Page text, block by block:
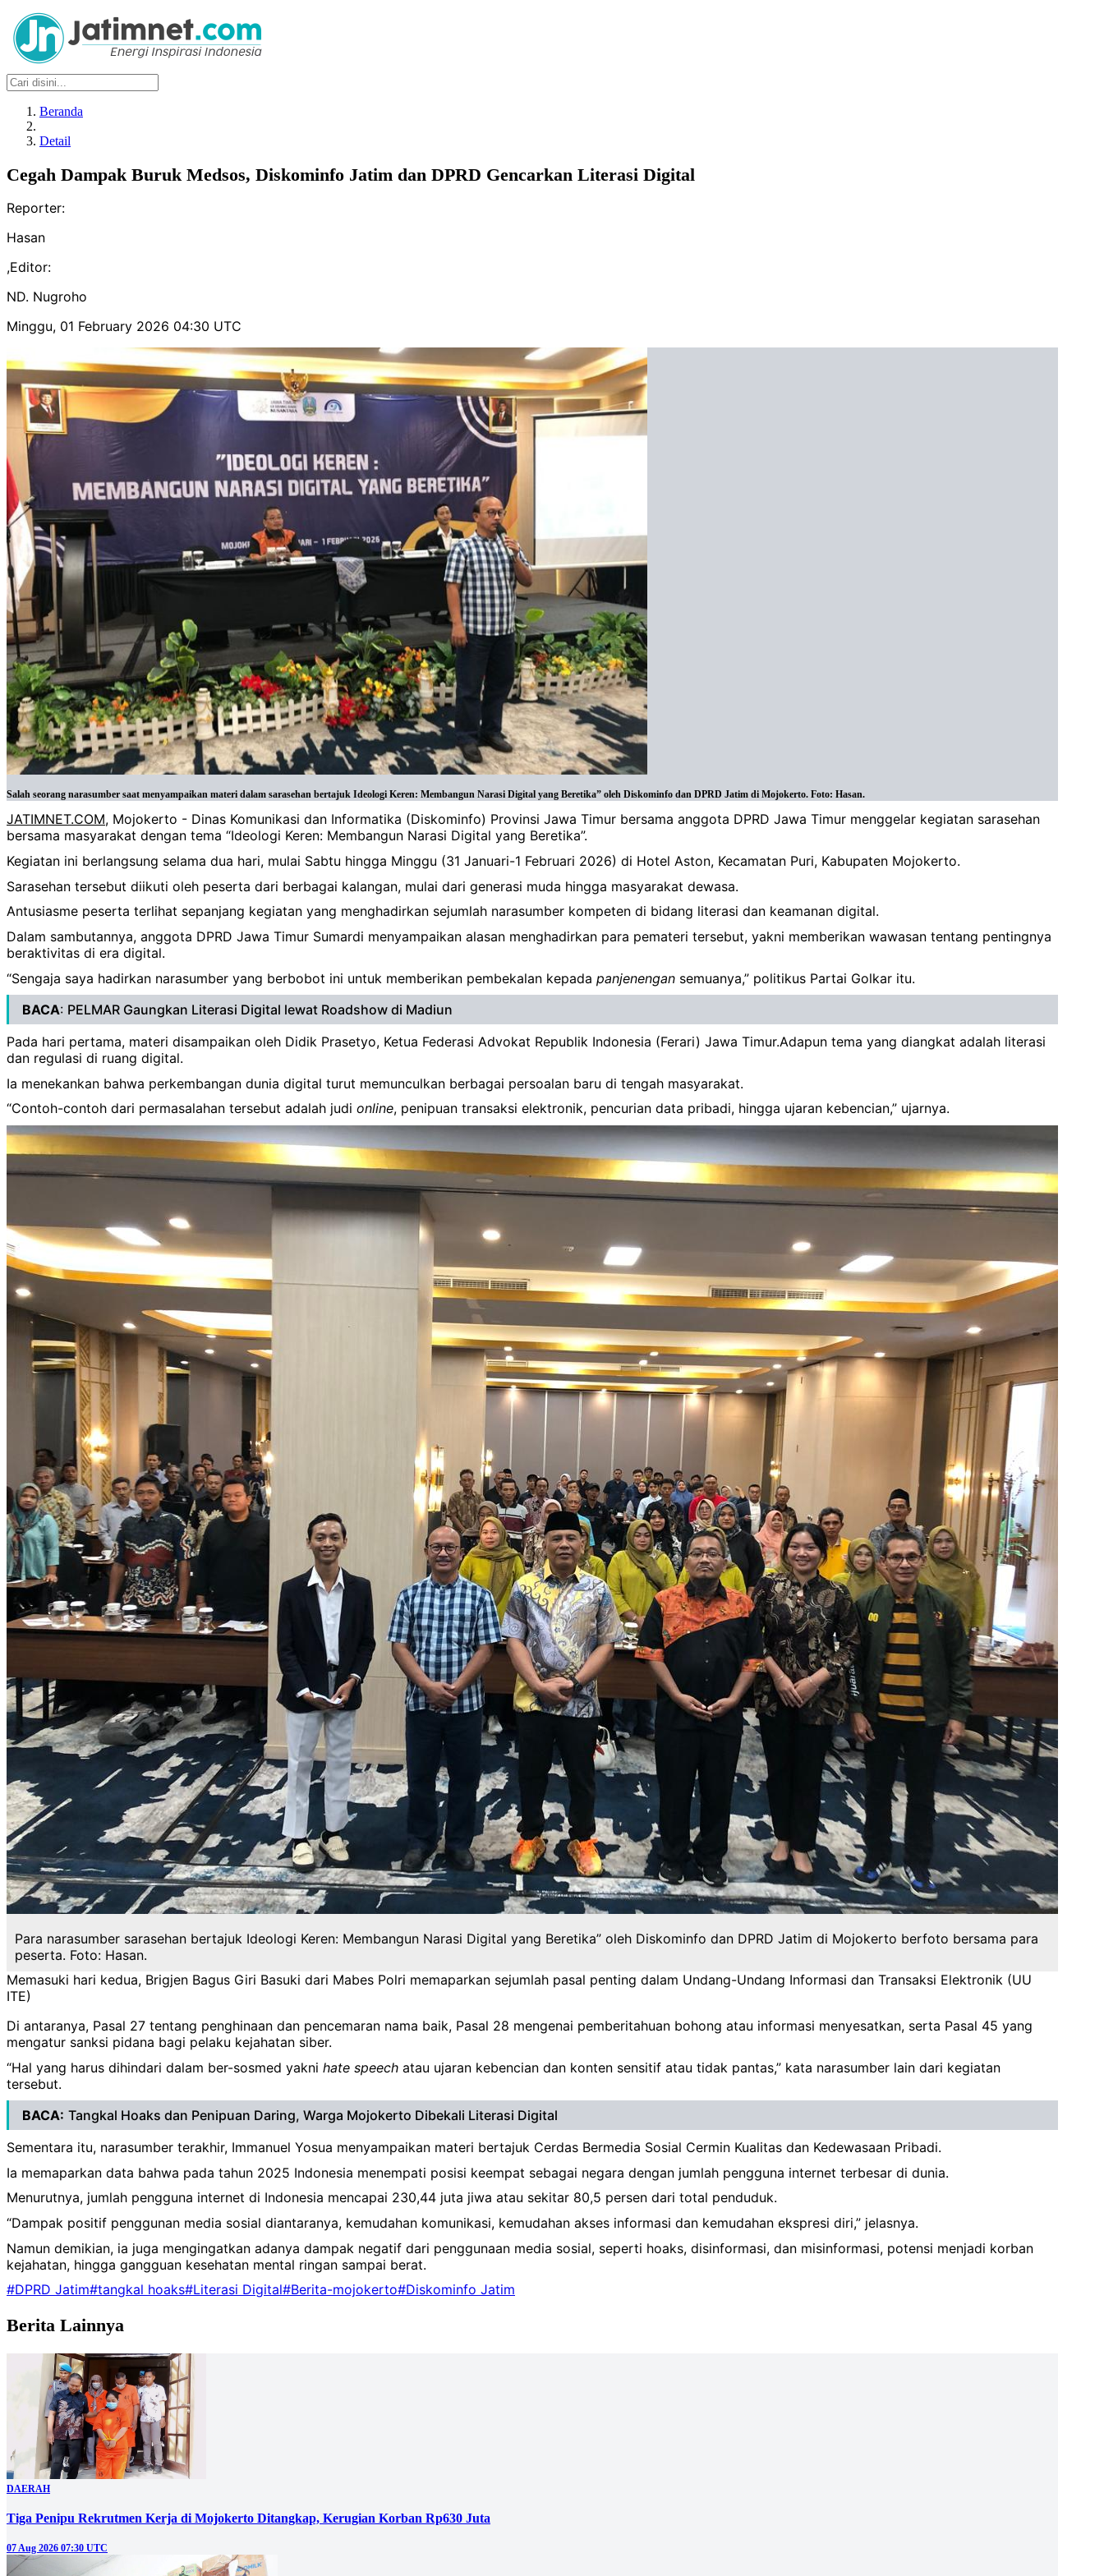
Beranda
Detail
Cegah Dampak Buruk Medsos, Diskominfo Jatim dan DPRD Gencarkan Literasi Digital
Reporter:
Hasan
,Editor:
ND. Nugroho
Minggu, 01 February 2026 04:30 UTC
Salah seorang narasumber saat menyampaikan materi dalam sarasehan bertajuk Ideologi Keren: Membangun Narasi Digital yang Beretika” oleh Diskominfo dan DPRD Jatim di Mojokerto. Foto: Hasan.
JATIMNET.COM, Mojokerto - Dinas Komunikasi dan Informatika (Diskominfo) Provinsi Jawa Timur bersama anggota DPRD Jawa Timur menggelar kegiatan sarasehan
bersama masyarakat dengan tema “Ideologi Keren: Membangun Narasi Digital yang Beretika”.
Kegiatan ini berlangsung selama dua hari, mulai Sabtu hingga Minggu (31 Januari-1 Februari 2026) di Hotel Aston, Kecamatan Puri, Kabupaten Mojokerto.
Sarasehan tersebut diikuti oleh peserta dari berbagai kalangan, mulai dari generasi muda hingga masyarakat dewasa.
Antusiasme peserta terlihat sepanjang kegiatan yang menghadirkan sejumlah narasumber kompeten di bidang literasi dan keamanan digital.
Dalam sambutannya, anggota DPRD Jawa Timur Sumardi menyampaikan alasan menghadirkan para pemateri tersebut, yakni memberikan wawasan tentang pentingnya
beraktivitas di era digital.
“Sengaja saya hadirkan narasumber yang berbobot ini untuk memberikan pembekalan kepada panjenengan semuanya,” politikus Partai Golkar itu.
BACA: PELMAR Gaungkan Literasi Digital lewat Roadshow di Madiun
Pada hari pertama, materi disampaikan oleh Didik Prasetyo, Ketua Federasi Advokat Republik Indonesia (Ferari) Jawa Timur.Adapun tema yang diangkat adalah literasi
dan regulasi di ruang digital.
Ia menekankan bahwa perkembangan dunia digital turut memunculkan berbagai persoalan baru di tengah masyarakat.
“Contoh-contoh dari permasalahan tersebut adalah judi online, penipuan transaksi elektronik, pencurian data pribadi, hingga ujaran kebencian,” ujarnya.
Para narasumber sarasehan bertajuk Ideologi Keren: Membangun Narasi Digital yang Beretika” oleh Diskominfo dan DPRD Jatim di Mojokerto berfoto bersama para
peserta. Foto: Hasan.
Memasuki hari kedua, Brigjen Bagus Giri Basuki dari Mabes Polri memaparkan sejumlah pasal penting dalam Undang-Undang Informasi dan Transaksi Elektronik (UU
ITE)
Di antaranya, Pasal 27 tentang penghinaan dan pencemaran nama baik, Pasal 28 mengenai pemberitahuan bohong atau informasi menyesatkan, serta Pasal 45 yang
mengatur sanksi pidana bagi pelaku kejahatan siber.
“Hal yang harus dihindari dalam ber-sosmed yakni hate speech atau ujaran kebencian dan konten sensitif atau tidak pantas,” kata narasumber lain dari kegiatan
tersebut.
BACA: Tangkal Hoaks dan Penipuan Daring, Warga Mojokerto Dibekali Literasi Digital
Sementara itu, narasumber terakhir, Immanuel Yosua menyampaikan materi bertajuk Cerdas Bermedia Sosial Cermin Kualitas dan Kedewasaan Pribadi.
Ia memaparkan data bahwa pada tahun 2025 Indonesia menempati posisi keempat sebagai negara dengan jumlah pengguna internet terbesar di dunia.
Menurutnya, jumlah pengguna internet di Indonesia mencapai 230,44 juta jiwa atau sekitar 80,5 persen dari total penduduk.
“Dampak positif penggunan media sosial diantaranya, kemudahan komunikasi, kemudahan akses informasi dan kemudahan ekspresi diri,” jelasnya.
Namun demikian, ia juga mengingatkan adanya dampak negatif dari penggunaan media sosial, seperti hoaks, disinformasi, dan misinformasi, potensi menjadi korban
kejahatan, hingga gangguan kesehatan mental ringan sampai berat.
#DPRD Jatim#tangkal hoaks#Literasi Digital#Berita-mojokerto#Diskominfo Jatim
Berita Lainnya
DAERAH
Tiga Penipu Rekrutmen Kerja di Mojokerto Ditangkap, Kerugian Korban Rp630 Juta
07 Aug 2026 07:30 UTC